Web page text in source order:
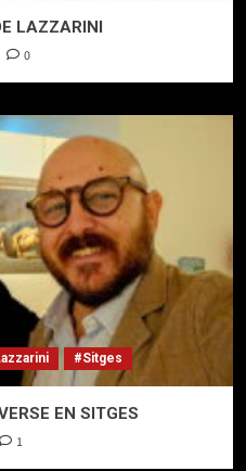
LAZZARINI
0
#Sitges
EN SITGES
1